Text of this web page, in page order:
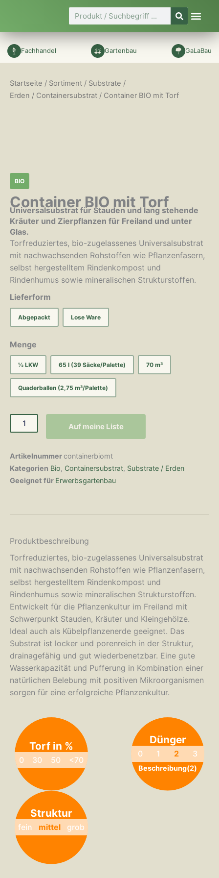
springen
Suche
Fachhandel Gartenbau GaLaBau
Startseite / Sortiment / Substrate /
Erden / Containersubstrat / Container BIO mit Torf
BIO
Container BIO mit Torf
Universalsubstrat für Stauden und lang stehende
Kräuter und Zierpflanzen für Freiland und unter
Glas.
Torfreduziertes, bio-zugelassenes Universalsubstrat
mit nachwachsenden Rohstoffen wie Pflanzenfasern,
selbst hergestelltem Rindenkompost und
Rindenhumus sowie mineralischen Strukturstoffen.
Lieferform
Abgepackt Lose Ware
Menge
½ LKW 65 l (39 Säcke/Palette) 70 m³
Quaderballen (2,75 m³/Palette)
Auf meine Liste
Artikelnummer containerbiomt
Kategorien Bio, Containersubstrat, Substrate / Erden
Geeignet für Erwerbsgartenbau
Produktbeschreibung
Torfreduziertes, bio-zugelassenes Universalsubstrat
mit nachwachsenden Rohstoffen wie Pflanzenfasern,
selbst hergestelltem Rindenkompost und
Rindenhumus sowie mineralischen Strukturstoffen.
Entwickelt für die Pflanzenkultur im Freiland mit
Schwerpunkt Stauden, Kräuter und Kleingehölze.
Ideal auch als Kübelpflanzenerde geeignet. Das
Substrat ist locker und porenreich in der Struktur,
drainagefähig und gut wiederbenetzbar. Eine gute
Wasserkapazität und Pufferung in Kombination einer
natürlichen Belebung mit positiven Mikroorganismen
sorgen für eine erfolgreiche Pflanzenkultur.
Torf in %
0 30 50 <70
Dünger
0 1 2 3
Beschreibung(2)
Struktur
fein mittel grob